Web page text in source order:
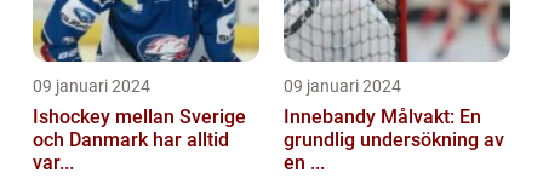
09 januari 2024
Ishockey mellan Sverige
och Danmark har alltid
var...
09 januari 2024
Innebandy Målvakt: En
grundlig undersökning av
en ...